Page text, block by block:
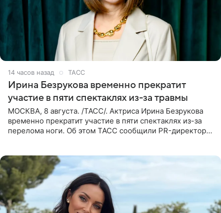
14 часов назад ТАСС
Ирина Безрукова временно прекратит
участие в пяти спектаклях из-за травмы
МОСКВА, 8 августа. /ТАСС/. Актриса Ирина Безрукова
временно прекратит участие в пяти спектаклях из-за
перелома ноги. Об этом ТАСС сообщили PR-директор